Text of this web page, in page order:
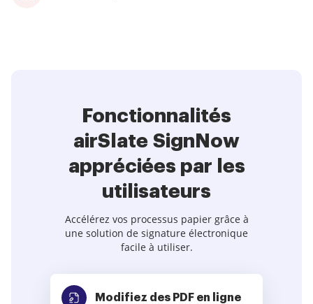
Fonctionnalités
airSlate SignNow
appréciées par les
utilisateurs
Accélérez vos processus papier grâce à
une solution de signature électronique
facile à utiliser.
Modifiez des PDF en ligne